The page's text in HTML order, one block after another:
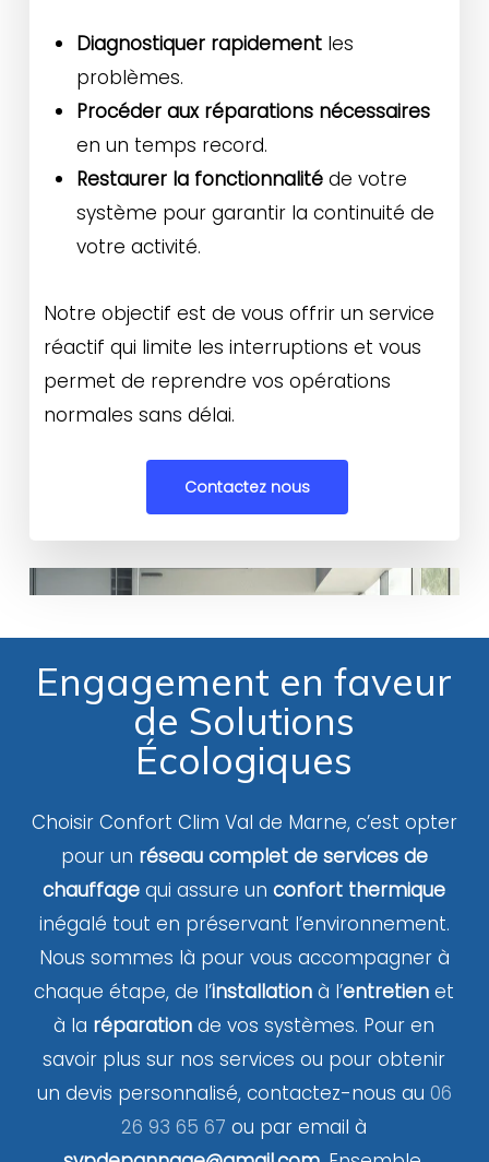
Diagnostiquer rapidement les
problèmes.
Procéder aux réparations nécessaires
en un temps record.
Restaurer la fonctionnalité de votre
système pour garantir la continuité de
votre activité.
Notre objectif est de vous offrir un service
réactif qui limite les interruptions et vous
permet de reprendre vos opérations
normales sans délai.
Contactez nous
Engagement en faveur
de Solutions
Écologiques
Choisir Confort Clim Val de Marne, c’est opter
pour un réseau complet de services de
chauffage qui assure unconfort thermique
inégalé tout en préservant l’environnement.
Nous sommes là pour vous accompagner à
chaque étape, de l’installation à l’entretien et
à la réparation de vos systèmes. Pour en
savoir plus sur nos services ou pour obtenir
un devis personnalisé, contactez-nous au 06
26 93 65 67 ou par email à